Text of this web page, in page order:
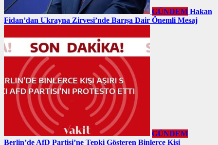
GÜNDEM Hakan
Fidan’dan Ukrayna Zirvesi’nde Barışa Dair Önemli Mesaj
GÜNDEM
Berlin’de AfD Partisi’ne Tepki Gösteren Binlerce Kişi